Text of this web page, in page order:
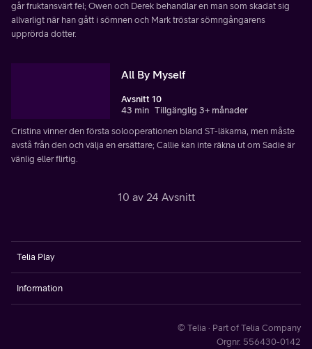
går fruktansvärt fel; Owen och Derek behandlar en man som skadat sig
allvarligt när han gått i sömnen och Mark tröstar sömngångarens
upprörda dotter.
All By Myself
Avsnitt 10
43 min Tillgänglig 3+ månader
Cristina vinner den första solooperationen bland ST-läkarna, men måste
avstå från den och välja en ersättare; Callie kan inte räkna ut om Sadie är
vänlig eller flirtig.
10 av 24 Avsnitt
Telia Play
Information
© Telia · Part of Telia Company
Orgnr. 556430-0142